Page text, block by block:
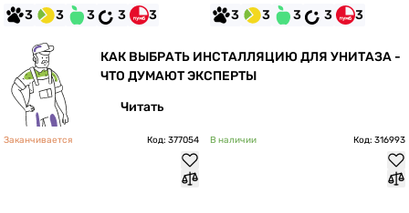
3 3 3 3 3 3 3 3 3 3
КАК ВЫБРАТЬ ИНСТАЛЛЯЦИЮ ДЛЯ УНИТАЗА -
ЧТО ДУМАЮТ ЭКСПЕРТЫ
Читать
Заканчивается Код: 377054 В наличии Код: 316993